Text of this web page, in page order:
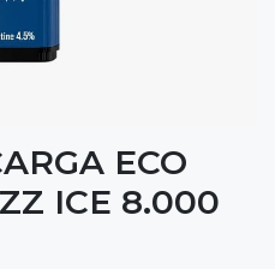
ECO
ICE 8.000